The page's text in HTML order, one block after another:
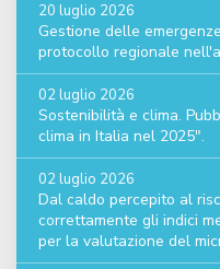
20 luglio 2026
Gestione delle
protocollo regionale
02 luglio 2026
Sostenibilità e clima.
clima in Italia nel 2025".
02 luglio 2026
Dal caldo percepito al
correttamente gli indici
per la valutazione del